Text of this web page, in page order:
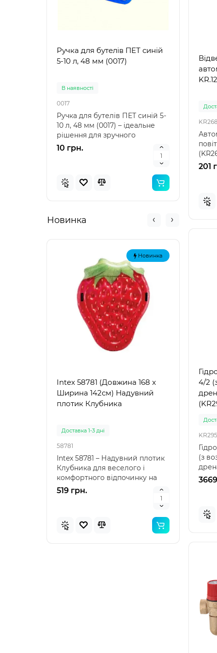
Ручка для бутелів ПЕТ синій
5-10 л, 48 мм (0017)
В наявностi
0017
Ручка для бутелів ПЕТ синій 5-
10 л, 48 мм (0017) – ідеальне
рішення для зручного
транспортування Ру..
10 грн.
5-10
0021
10 л,
10
Новинка
Новинка
Intex 58781 (Довжина 168 x
Ширина 142см) Надувний
плотик Клубника
Доставка 1-3 дні
58781
Intex 58781 – Надувний плотик
Клубника для веселого і
комфортного відпочинку на
воді Intex 58781 – я..
519 грн.
Intex
57100
Intex
для
201
4/2
(з